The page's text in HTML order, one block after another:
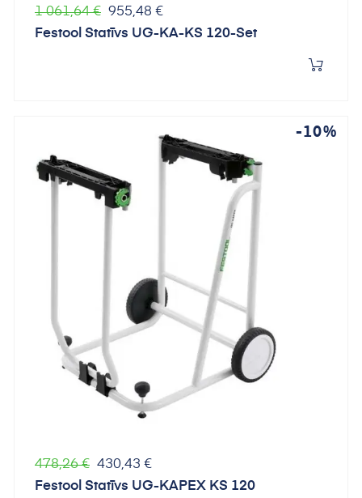
Parastā
cena
1 061,64 € Cena
955,48 €
Festool Statīvs UG-KA-KS 120-Set
Parastā
cena
478,26 €
-10%
Cena
430,43 €
Festool Statīvs UG-KAPEX KS 120